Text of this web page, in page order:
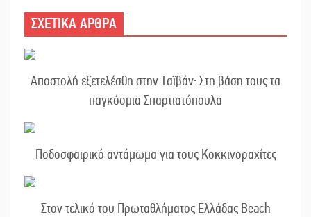
ΣΧΕΤΙΚΑ ΑΡΘΡΑ
Αποστολή εξετελέσθη στην Ταϊβάν: Στη βάση τους τα
παγκόσμια Σπαρτιατόπουλα
Ποδοσφαιρικό αντάμωμα για τους Κοκκινοραχίτες
Στον τελικό του Πρωταθλήματος Ελλάδας Beach